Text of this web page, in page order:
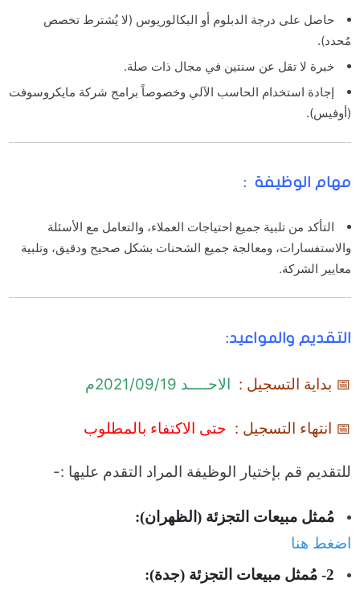
حاصل على درجة الدبلوم أو البكالوريوس (لا يُشترط تخصص
مُحدد).
خبرة لا تقل عن سنتين في مجال ذات صلة.
إجادة استخدام الحاسب الآلي وخصوصاً برامج شركة مايكروسوفت
(أوفيس).
مهام الوظيفة :
التأكد من تلبية جميع احتياجات العملاء، والتعامل مع الأسئلة
والاستفسارات، ومعالجة جميع الشحنات بشكل صحيح ودقيق، وتلبية
معايير الشركة.
التقديم والمواعيد:
📅 بداية التسجيل : الاحــــد 2021/09/19م
📅 انتهاء التسجيل : حتى الاكتفاء بالمطلوب
للتقديم قم بإختيار الوظيفة المراد التقدم عليها :-
مُمثل مبيعات التجزئة (الظهران):
اضغط هنا
2- مُمثل مبيعات التجزئة (جدة):